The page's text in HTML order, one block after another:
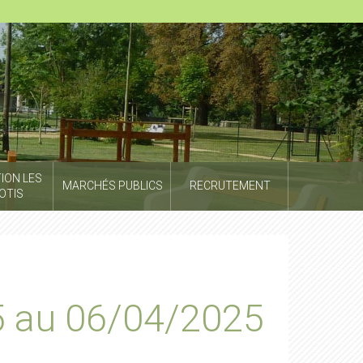
LES
MARCHÉS PUBLICS RECRUTEMENT
au 06/04/2025